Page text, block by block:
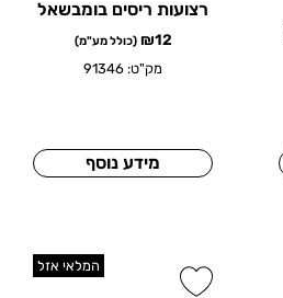
רצועות ריסים בומבשאל
₪12 (כולל מע"מ)
מק"ט: 91346
מידע נוסף
המלאי אזל